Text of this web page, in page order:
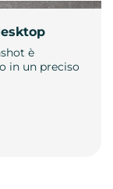
è
in un preciso